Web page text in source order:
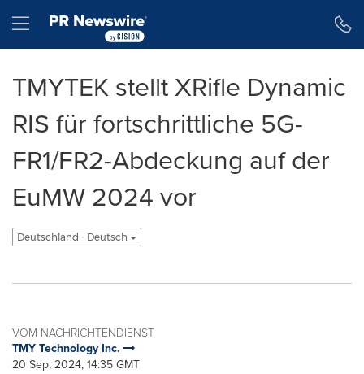
Hamburger menu
TMYTEK stellt XRifle Dynamic
RIS für fortschrittliche 5G-
FR1/FR2-Abdeckung auf der
EuMW 2024 vor
Deutschland - Deutsch
VOM NACHRICHTENDIENST
TMY Technology Inc.
20 Sep, 2024, 14:35 GMT